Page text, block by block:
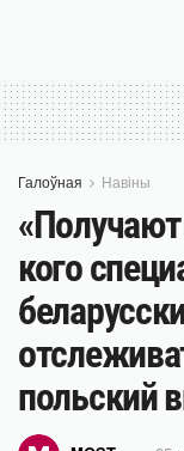
Галоўная Навіны
кого
польский